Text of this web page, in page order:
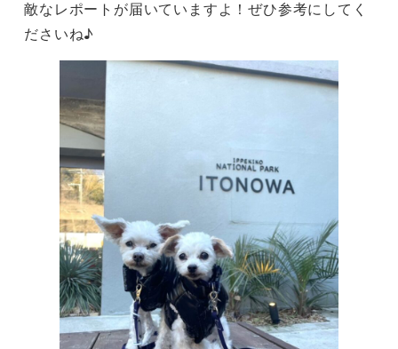
敵なレポートが届いていますよ！ぜひ参考にしてく
ださいね♪